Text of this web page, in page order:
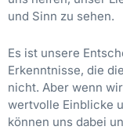
und Sinn zu sehen.
Es ist unsere
Erkenntnisse, die
nicht. Aber wenn
wertvolle Einblicke
können uns dabei